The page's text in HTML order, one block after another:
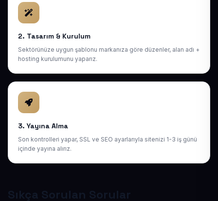
2. Tasarım & Kurulum
Sektörünüze uygun şablonu markanıza göre düzenler, alan adı +
hosting kurulumunu yaparız.
3. Yayına Alma
Son kontrolleri yapar, SSL ve SEO ayarlarıyla sitenizi 1-3 iş günü
içinde yayına alırız.
Sıkça Sorulan Sorular